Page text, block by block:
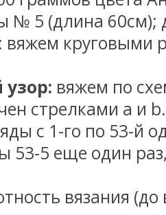
№ 5 (длина 60см);
вяжем круговыми
вяжем по
стрелками a и
с 1-го по 53-й
53-5 еще один раз,
вязания (до